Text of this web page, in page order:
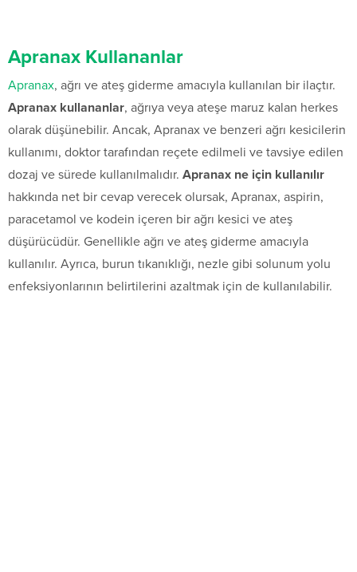
Apranax Kullananlar
Apranax, ağrı ve ateş giderme amacıyla kullanılan bir ilaçtır.
Apranax kullananlar, ağrıya veya ateşe maruz kalan herkes
olarak düşünebilir. Ancak, Apranax ve benzeri ağrı kesicilerin
kullanımı, doktor tarafından reçete edilmeli ve tavsiye edilen
dozaj ve sürede kullanılmalıdır. Apranax ne için kullanılır
hakkında net bir cevap verecek olursak, Apranax, aspirin,
paracetamol ve kodein içeren bir ağrı kesici ve ateş
düşürücüdür. Genellikle ağrı ve ateş giderme amacıyla
kullanılır. Ayrıca, burun tıkanıklığı, nezle gibi solunum yolu
enfeksiyonlarının belirtilerini azaltmak için de kullanılabilir.